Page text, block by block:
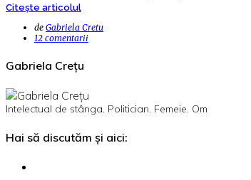
Citește articolul
de Gabriela Cretu
12 comentarii
Gabriela Crețu
Intelectual de stânga. Politician. Femeie. Om
Hai să discutăm și aici: